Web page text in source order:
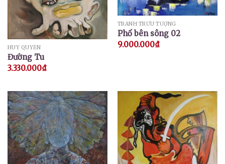
HUY QUYỂN
Đường Tu
3.330.000₫
TRANH TRỪU TƯỢNG
Phố bên sông 02
9.000.000₫